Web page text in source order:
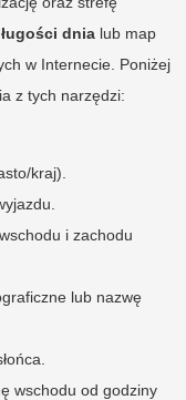
dnia lub map
w Internecie. Poniżej
z tych narzędzi:
kraj).
i zachodu
lub nazwę
wschodu od godziny